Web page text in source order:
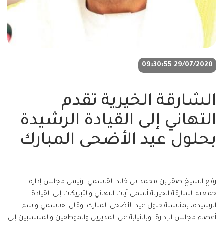
29/07/2020 09:30:55
الشارقة الخيرية تقدم
التهاني إلى القيادة الرشيدة
بحلول عيد الأضحى المبارك
رفع الشيخ صقر بن محمد بن خالد القاسمي، رئيس مجلس إدارة
جمعية الشارقة الخيرية أسمى آيات التهاني والتبريكات إلى القيادة
الرشيدة، بمناسبة حلول عيد الأضحى ‏المبارك. ‏وقال: «باسمي واسم
أعضاء مجلس الإدارة، وبالنيابة عن المديرين والموظفين والمنتسبين إلى